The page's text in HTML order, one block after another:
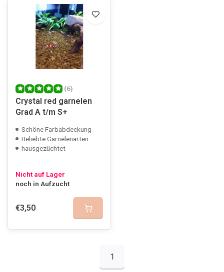
(6)
Crystal red garnelen
Grad A t/m S+
Schöne Farbabdeckung
Beliebte Garnelenarten
hausgezüchtet
Nicht auf Lager
noch in Aufzucht
€3,50
1